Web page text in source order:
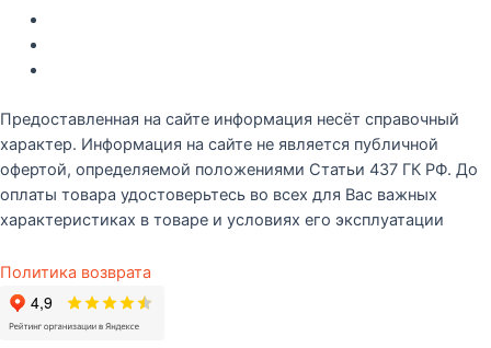
Предоставленная на сайте информация несёт справочный
характер. Информация на сайте не является публичной
офертой, определяемой положениями Статьи 437 ГК РФ. До
оплаты товара удостоверьтесь во всех для Вас важных
характеристиках в товаре и условиях его эксплуатации
Политика возврата